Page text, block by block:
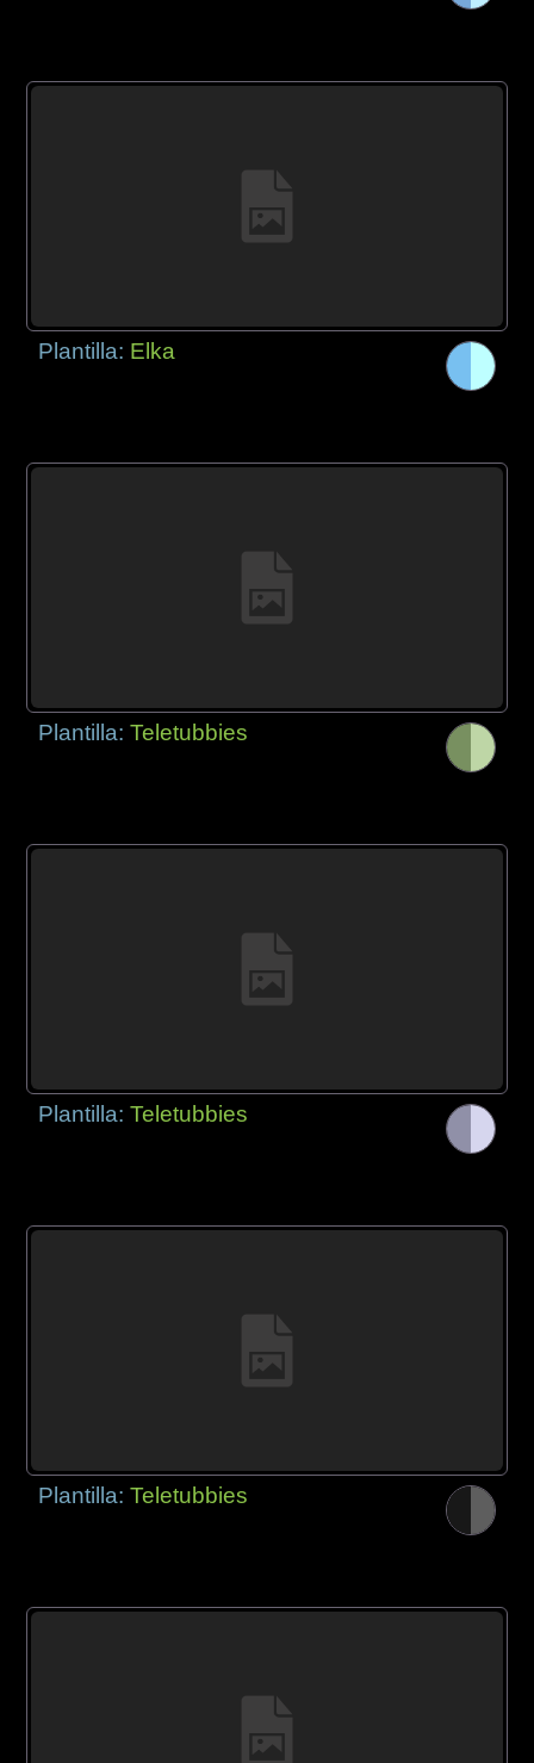
Plantilla: Elka
Plantilla:Teletubbies
Plantilla:Teletubbies
Plantilla:Teletubbies